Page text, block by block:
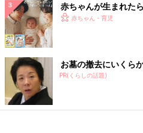
赤ちゃんが生まれた
赤ちゃん・育児
お墓の撤去にいくら
PR(くらしの話題)